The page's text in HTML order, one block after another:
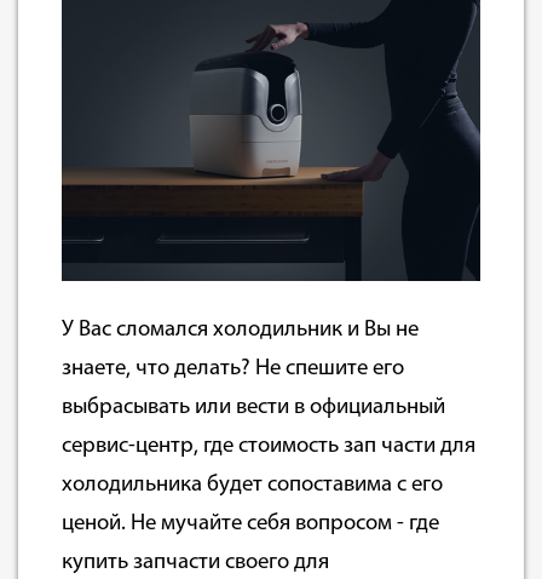
У Вас сломался холодильник и Вы не
знаете, что делать? Не спешите его
выбрасывать или вести в официальный
сервис-центр, где стоимость зап части для
холодильника будет сопоставима с его
ценой. Не мучайте себя вопросом - где
купить запчасти своего для